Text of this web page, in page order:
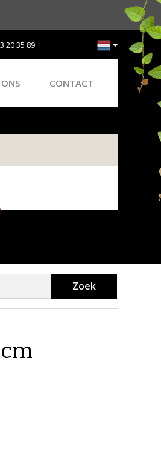
20 35 89
CONTACT
Zoek